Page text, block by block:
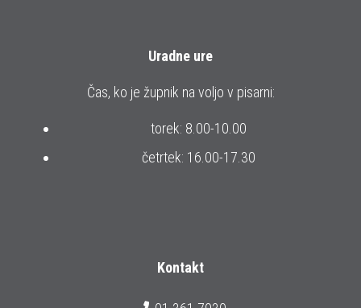
Uradne ure
Čas, ko je župnik na voljo v pisarni:
torek: 8.00-10.00
četrtek: 16.00-17.30
Kontakt